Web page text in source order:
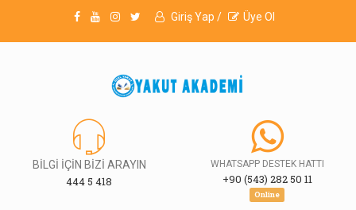
Giriş Yap / Üye Ol
BİLGİ İÇİN BİZİ ARAYIN
444 5 418
WHATSAPP DESTEK HATTI
+90 (543) 282 50 11
Online